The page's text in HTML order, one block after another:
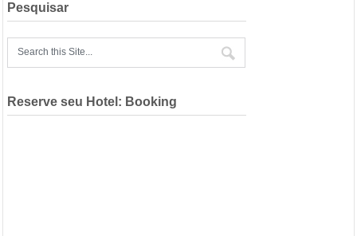
Pesquisar
Reserve seu Hotel: Booking